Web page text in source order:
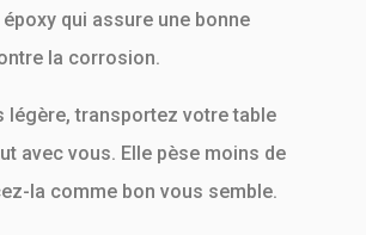
qui assure une bonne
la corrosion.
légère, transportez votre table
avec vous. Elle pèse moins de
la comme bon vous semble.